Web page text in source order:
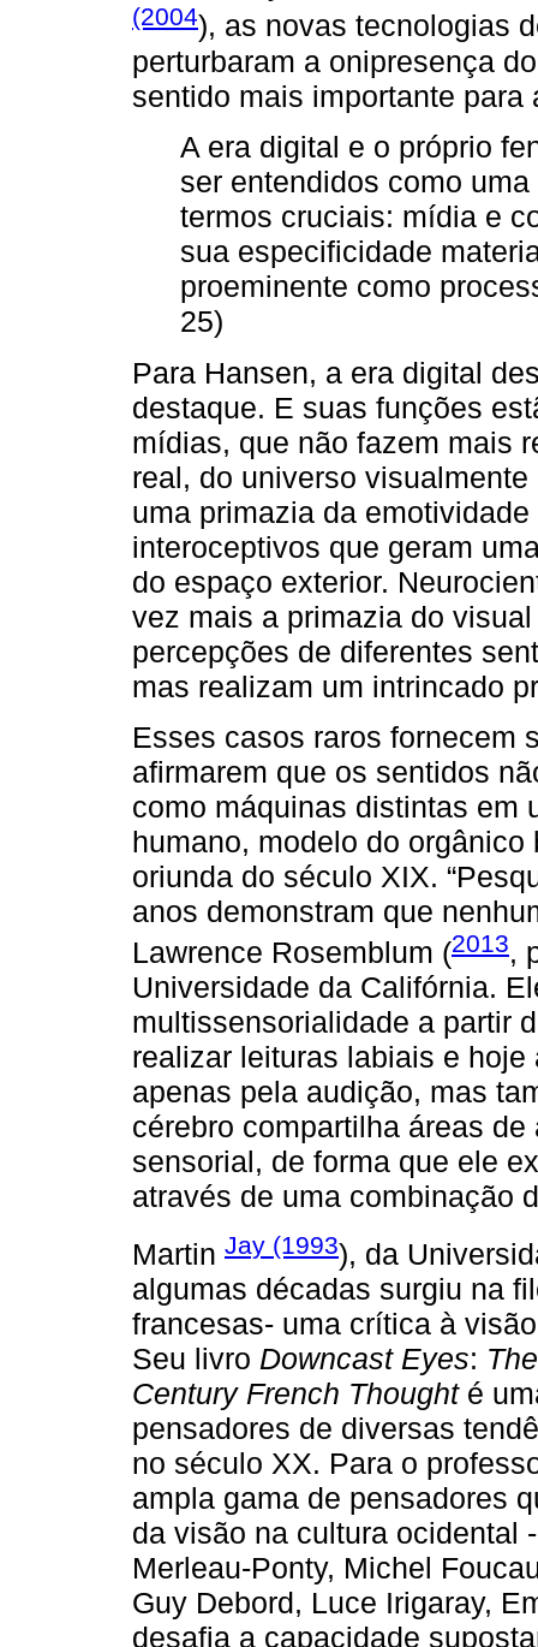
(2004), as novas tecnologias
perturbaram a onipresença
sentido mais importante para
A era digital e o próprio
ser entendidos como
termos cruciais: mídia e
sua especificidade
proeminente como
25)
Para Hansen, a era digital
destaque. E suas funções
mídias, que não fazem mais
real, do universo
uma primazia da
interoceptivos que geram
do espaço exterior.
vez mais a primazia do
percepções de diferentes
mas realizam um intrincado
Esses casos raros fornecem
afirmarem que os sentidos
como máquinas distintas em
humano, modelo do
oriunda do século XIX.
anos demonstram que
Lawrence Rosemblum (2013,
Universidade da Califórnia.
multissensorialidade a partir
realizar leituras labiais e
apenas pela audição, mas
cérebro compartilha áreas
sensorial, de forma que ele
através de uma combinação
Martin Jay (1993), da
algumas décadas surgiu na
francesas- uma crítica à
Seu livro Downcast Eyes:
Century French Thoughté
pensadores de diversas
no século XX. Para o
ampla gama de pensadores
da visão na cultura ocidental
Merleau-Ponty, Michel
Guy Debord, Luce Irigaray,
desafia a capacidade